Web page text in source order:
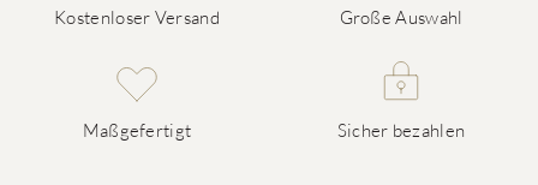
Kostenloser Versand Große Auswahl
Maßgefertigt Sicher bezahlen